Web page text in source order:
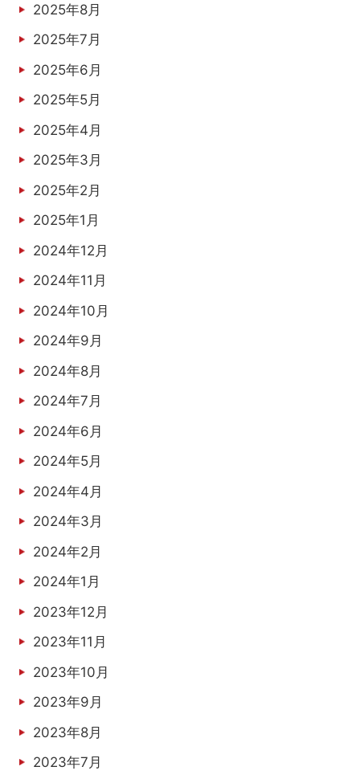
2025年8月
2025年7月
2025年6月
2025年5月
2025年4月
2025年3月
2025年2月
2025年1月
2024年12月
2024年11月
2024年10月
2024年9月
2024年8月
2024年7月
2024年6月
2024年5月
2024年4月
2024年3月
2024年2月
2024年1月
2023年12月
2023年11月
2023年10月
2023年9月
2023年8月
2023年7月